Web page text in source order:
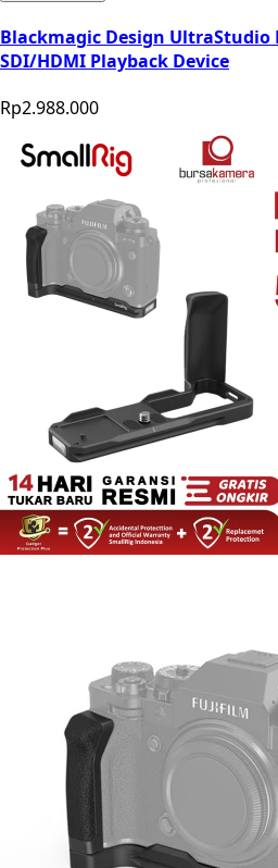
Blackmagic Design UltraStudio
SDI/HDMI Playback Device
Rp2.988.000